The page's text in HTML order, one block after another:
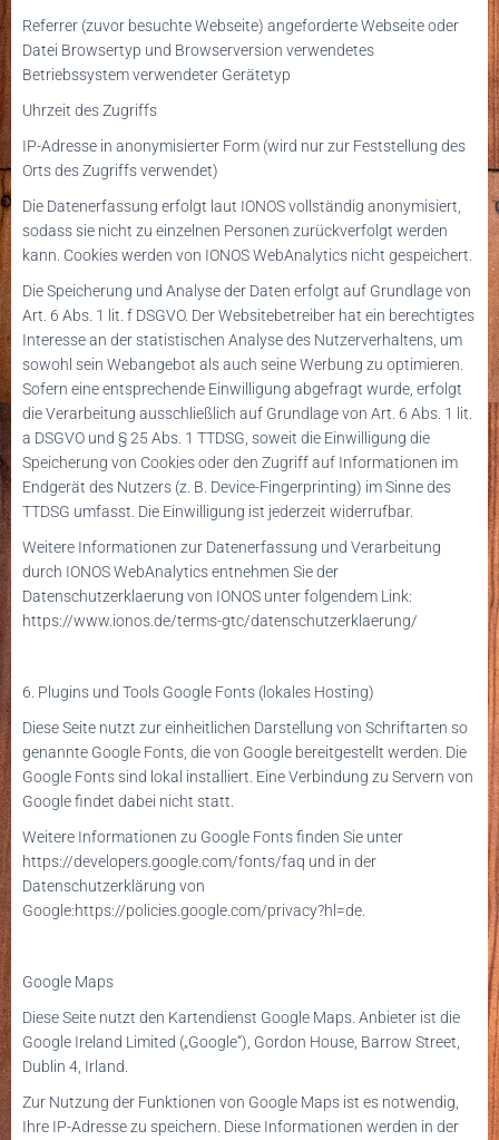
Referrer (zuvor besuchte Webseite) angeforderte Webseite oder
Datei Browsertyp und Browserversion verwendetes
Betriebssystem verwendeter Gerätetyp
Uhrzeit des Zugriffs
IP-Adresse in anonymisierter Form (wird nur zur Feststellung des
Orts des Zugriffs verwendet)
Die Datenerfassung erfolgt laut IONOS vollständig anonymisiert,
sodass sie nicht zu einzelnen Personen zurückverfolgt werden
kann. Cookies werden von IONOS WebAnalytics nicht gespeichert.
Die Speicherung und Analyse der Daten erfolgt auf Grundlage von
Art. 6 Abs. 1 lit. f DSGVO. Der Websitebetreiber hat ein berechtigtes
Interesse an der statistischen Analyse des Nutzerverhaltens, um
sowohl sein Webangebot als auch seine Werbung zu optimieren.
Sofern eine entsprechende Einwilligung abgefragt wurde, erfolgt
die Verarbeitung ausschließlich auf Grundlage von Art. 6 Abs. 1 lit.
a DSGVO und § 25 Abs. 1 TTDSG, soweit die Einwilligung die
Speicherung von Cookies oder den Zugriff auf Informationen im
Endgerät des Nutzers (z. B. Device-Fingerprinting) im Sinne des
TTDSG umfasst. Die Einwilligung ist jederzeit widerrufbar.
Weitere Informationen zur Datenerfassung und Verarbeitung
durch IONOS WebAnalytics entnehmen Sie der
Datenschutzerklaerung von IONOS unter folgendem Link:
https://www.ionos.de/terms-gtc/datenschutzerklaerung/
6. Plugins und Tools Google Fonts (lokales Hosting)
Diese Seite nutzt zur einheitlichen Darstellung von Schriftarten so
genannte Google Fonts, die von Google bereitgestellt werden. Die
Google Fonts sind lokal installiert. Eine Verbindung zu Servern von
Google findet dabei nicht statt.
Weitere Informationen zu Google Fonts finden Sie unter
https://developers.google.com/fonts/faq und in der
Datenschutzerklärung von
Google:https://policies.google.com/privacy?hl=de
Google Maps
Diese Seite nutzt den Kartendienst Google Maps. Anbieter ist die
Google Ireland Limited („Google“), Gordon House, Barrow Street,
Dublin 4, Irland.
Zur Nutzung der Funktionen von Google Maps ist es notwendig,
Ihre IP-Adresse zu speichern. Diese Informationen werden in der